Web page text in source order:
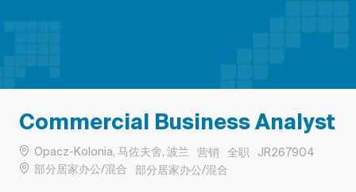
Commercial Business Analyst
位置Opacz-Kolonia, 马佐夫舍, 波兰 类别
营销 工作类型
全职 作业 ID
JR267904
部分居家办公/混合
Remote
部分居家办公/混合